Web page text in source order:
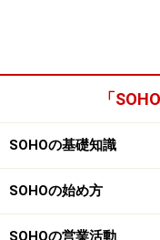
「
SOHOの基礎知識
SOHOの始め方
SOHOの営業活動